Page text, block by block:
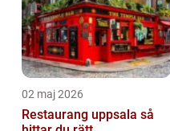
02 maj 2026
Restaurang uppsala så